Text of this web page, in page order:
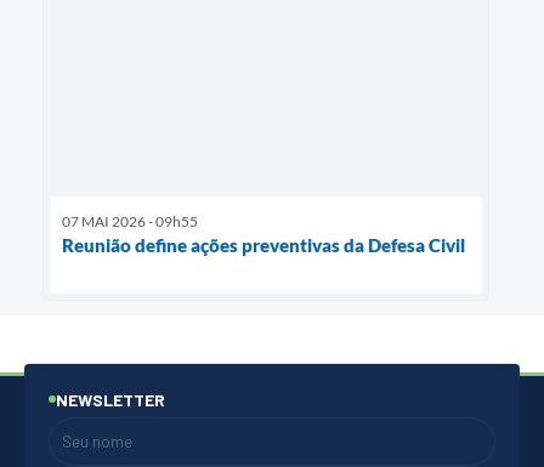
07 MAI 2026 - 09h55
Reunião define ações preventivas da Defesa Civil
NEWSLETTER